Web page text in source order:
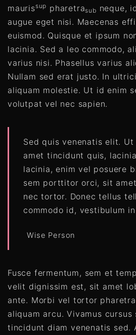
maurissup pharetrasub neque,
augue eget nisi. Maecenas
euismod. Quisque et ipsum
lacinia. Sed a leo commodo,
varius nisi. Phasellus varius
Nullam sed erat justo. In
aliquam molestie. Ut id enim
volutpat vel nec sapien.
Sed quis venenatis elit.
amet tincidunt quis,
lacinia, enim vel posuere
sem porttitor orci, sit
nec tortor. Donec tellus
commodo id, vestibulum
Wise Person
Fusce fermentum, sem et
velit dignissim est, sit amet
ante. Morbi vel tortor
aliquam arcu. Vivamus
tincidunt diam venenatis sed.